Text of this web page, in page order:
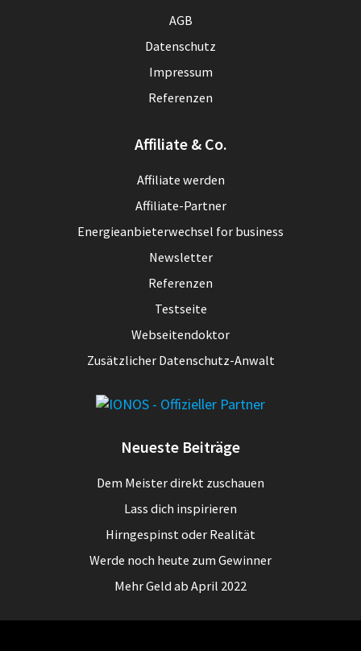
AGB
Datenschutz
Impressum
Referenzen
Affiliate & Co.
Affiliate werden
Affiliate-Partner
Energieanbieterwechsel for business
Newsletter
Referenzen
Testseite
Webseitendoktor
Zusätzlicher Datenschutz-Anwalt
Neueste Beiträge
Dem Meister direkt zuschauen
Lass dich inspirieren
Hirngespinst oder Realität
Werde noch heute zum Gewinner
Mehr Geld ab April 2022